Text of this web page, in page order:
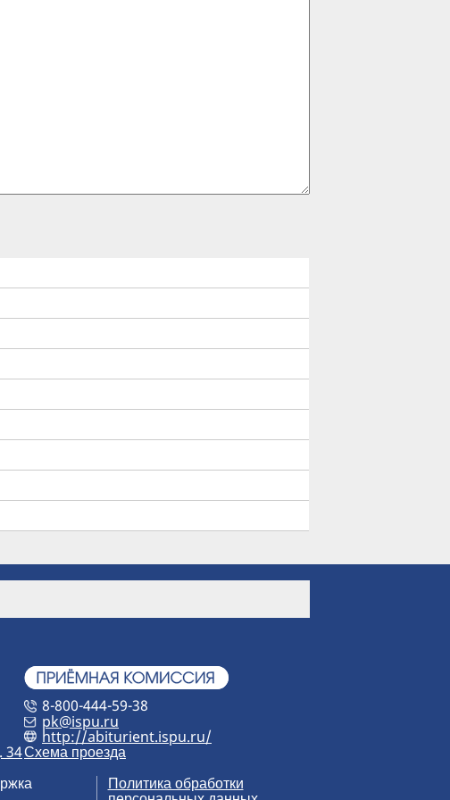
34
8-800-444-59-38
pk@ispu.ru
http://abiturient.ispu.ru/
Схема проезда
Политика обработки